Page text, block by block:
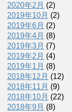
2020年2月 (2)
2019年10月 (2)
2019年6月 (2)
2019年4月 (8)
2019年3月 (7)
2019年2月 (4)
2019年1月 (8)
2018年12月 (12)
2018年11月 (9)
2018年10月 (22)
2018年9月 (8)